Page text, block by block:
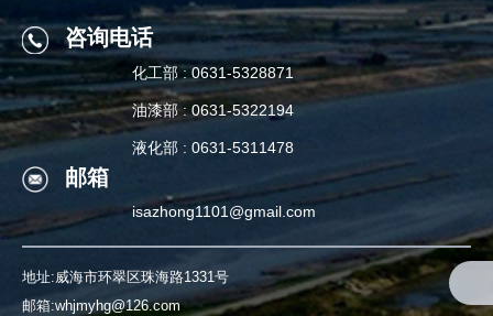
关注我们
咨询电话
化工部 : 0631-5328871
油漆部 : 0631-5322194
液化部 : 0631-5311478
咨询电话
化工部 : 0631-5328871
油漆部 : 0631-5322194
液化部 : 0631-5311478
邮箱
isazhong1101@gmail.com
地址:威海市环翠区珠海路1331号
邮箱:whjmyhg@126.com